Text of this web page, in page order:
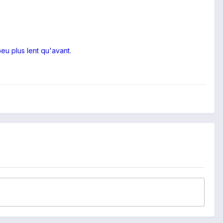
plus lent qu'avant.